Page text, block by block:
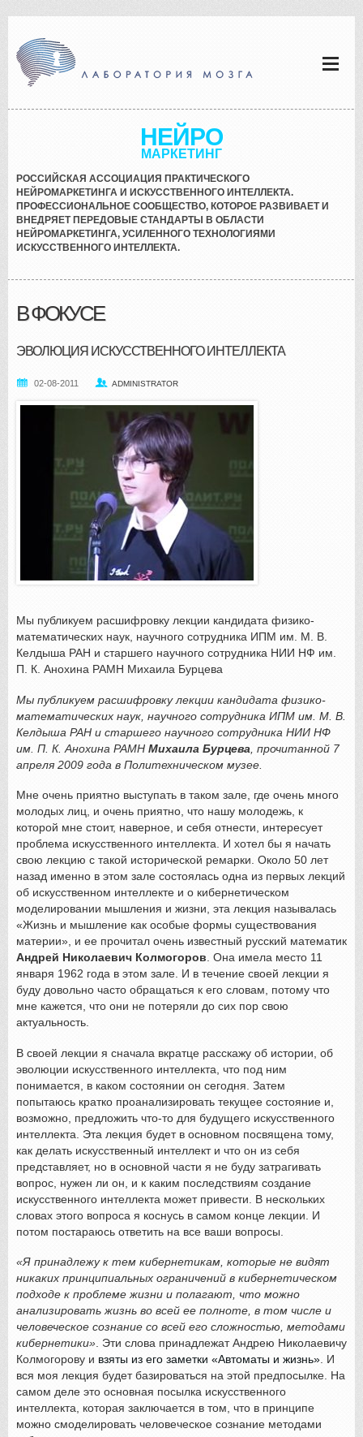
НЕЙРО
МАРКЕТИНГ
РОССИЙСКАЯ АССОЦИАЦИЯ ПРАКТИЧЕСКОГО
НЕЙРОМАРКЕТИНГА И ИСКУССТВЕННОГО ИНТЕЛЛЕКТА.
ПРОФЕССИОНАЛЬНОЕ СООБЩЕСТВО, КОТОРОЕ РАЗВИВАЕТ И
ВНЕДРЯЕТ ПЕРЕДОВЫЕ СТАНДАРТЫ В ОБЛАСТИ
НЕЙРОМАРКЕТИНГА, УСИЛЕННОГО ТЕХНОЛОГИЯМИ
ИСКУССТВЕННОГО ИНТЕЛЛЕКТА.
В ФОКУСЕ
ЭВОЛЮЦИЯ ИСКУССТВЕННОГО ИНТЕЛЛЕКТА
02-08-2011 ADMINISTRATOR
Мы публикуем расшифровку лекции кандидата физико-
математических наук, научного сотрудника ИПМ им. М. В.
Келдыша РАН и старшего научного сотрудника НИИ НФ им.
П. К. Анохина РАМН Михаила Бурцева
Мы публикуем расшифровку лекции кандидата физико-
математических наук, научного сотрудника ИПМ им. М. В.
Келдыша РАН и старшего научного сотрудника НИИ НФ
им. П. К. Анохина РАМН Михаила Бурцева , прочитанной 7
апреля 2009 года в Политехническом музее.
Мне очень приятно выступать в таком зале, где очень много
молодых лиц, и очень приятно, что нашу молодежь, к
которой мне стоит, наверное, и себя отнести, интересует
проблема искусственного интеллекта. И хотел бы я начать
свою лекцию с такой исторической ремарки. Около 50 лет
назад именно в этом зале состоялась одна из первых лекций
об искусственном интеллекте и о кибернетическом
моделировании мышления и жизни, эта лекция называлась
«Жизнь и мышление как особые формы существования
материи», и ее прочитал очень известный русский математик
Андрей Николаевич Колмогоров . Она имела место 11
января 1962 года в этом зале. И в течение своей лекции я
буду довольно часто обращаться к его словам, потому что
мне кажется, что они не потеряли до сих пор свою
актуальность.
В своей лекции я сначала вкратце расскажу об истории, об
эволюции искусственного интеллекта, что под ним
понимается, в каком состоянии он сегодня. Затем
попытаюсь кратко проанализировать текущее состояние и,
возможно, предложить что-то для будущего искусственного
интеллекта. Эта лекция будет в основном посвящена тому,
как делать искусственный интеллект и что он из себя
представляет, но в основной части я не буду затрагивать
вопрос, нужен ли он, и к каким последствиям создание
искусственного интеллекта может привести. В нескольких
словах этого вопроса я коснусь в самом конце лекции. И
потом постараюсь ответить на все ваши вопросы.
«Я принадлежу к тем кибернетикам, которые не видят
никаких принципиальных ограничений в кибернетическом
подходе к проблеме жизни и полагают, что можно
анализировать жизнь во всей ее полноте, в том числе и
человеческое сознание со всей его сложностью, методами
кибернетики». Эти слова принадлежат Андрею Николаевичу
Колмогорову и взяты из его заметки «Автоматы и жизнь». И
вся моя лекция будет базироваться на этой предпосылке. На
самом деле это основная посылка искусственного
интеллекта, которая заключается в том, что в принципе
можно смоделировать человеческое сознание методами